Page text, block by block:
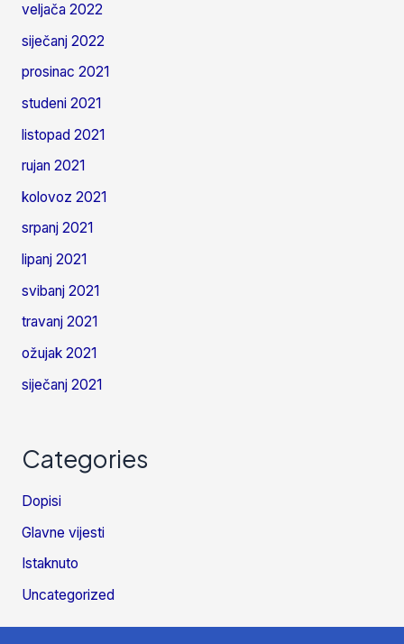
veljača 2022
siječanj 2022
prosinac 2021
studeni 2021
listopad 2021
rujan 2021
kolovoz 2021
srpanj 2021
lipanj 2021
svibanj 2021
travanj 2021
ožujak 2021
siječanj 2021
Categories
Dopisi
Glavne vijesti
Istaknuto
Uncategorized